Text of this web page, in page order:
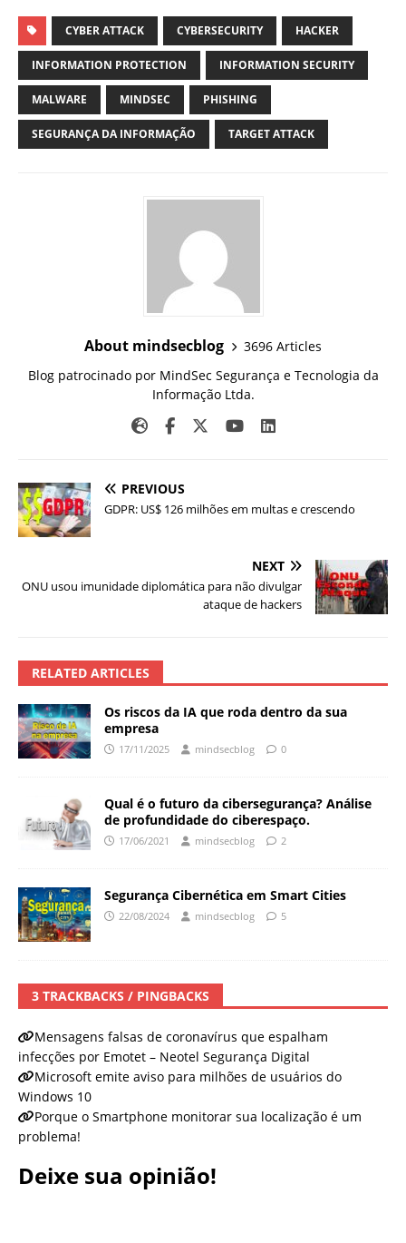
CYBER ATTACK CYBERSECURITY HACKER
INFORMATION PROTECTION INFORMATION SECURITY
MALWARE MINDSEC PHISHING
SEGURANÇA DA INFORMAÇÃO TARGET ATTACK
About mindsecblog
3696 Articles
Blog patrocinado por MindSec Segurança e Tecnologia da
Informação Ltda.
PREVIOUS
GDPR: US$ 126 milhões em multas e crescendo
NEXT
ONU usou imunidade diplomática para não divulgar
ataque de hackers
RELATED ARTICLES
Os riscos da IA que roda dentro da sua
empresa
17/11/2025 mindsecblog 0
Qual é o futuro da cibersegurança? Análise
de profundidade do ciberespaço.
17/06/2021 mindsecblog 2
Segurança Cibernética em Smart Cities
22/08/2024 mindsecblog 5
3 TRACKBACKS / PINGBACKS
Mensagens falsas de coronavírus que espalham
infecções por Emotet – Neotel Segurança Digital
Microsoft emite aviso para milhões de usuários do
Windows 10
Porque o Smartphone monitorar sua localização é um
problema!
Deixe sua opinião!